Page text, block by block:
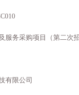
服务采购项目（第二次招
有限公司